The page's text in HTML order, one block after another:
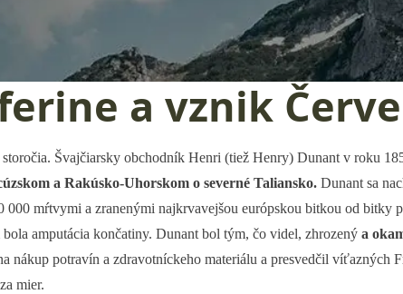
a vznik
Švajčiarsky obchodník Henri (tiež Henry) Dunant v roku
a Rakúsko-Uhorskom o severné Taliansko. Dunant sa
mŕtvymi a zranenými najkrvavejšou európskou bitkou od bitky
amputácia končatiny. Dunant bol tým, čo videl, zhrozený a
nákup potravín a zdravotníckeho materiálu a presvedčil víťazných
mier.